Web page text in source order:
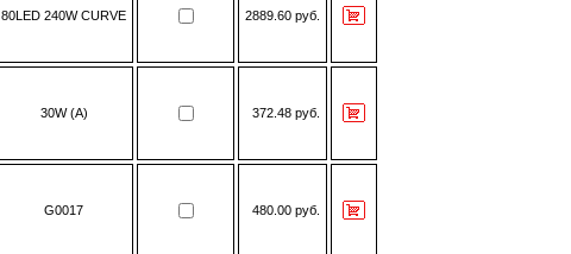
80LED 240W CURVE 2889.60 руб.
30W (A) 372.48 руб.
G0017 480.00 руб.